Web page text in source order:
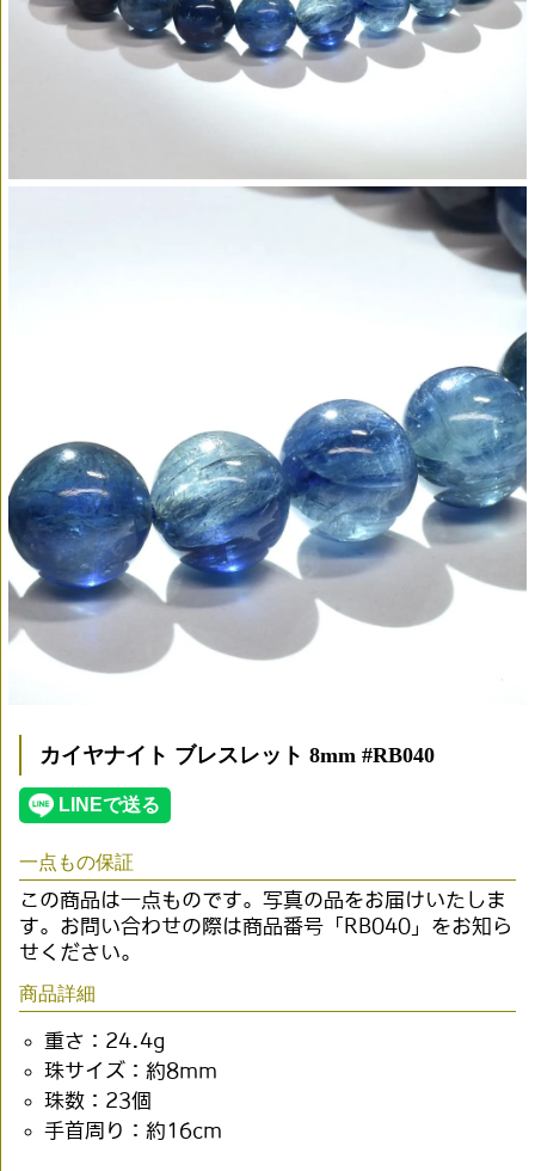
カイヤナイト ブレスレット 8mm #RB040
一点もの保証
この商品は一点ものです。写真の品をお届けいたしま
す。お問い合わせの際は商品番号「RB040」をお知ら
せください。
商品詳細
重さ：24.4g
珠サイズ：約8mm
珠数：23個
手首周り：約16cm